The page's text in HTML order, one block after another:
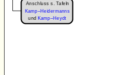
Anschluss s. Tafeln
Kamp–Heidermanns
undKamp–Heydt